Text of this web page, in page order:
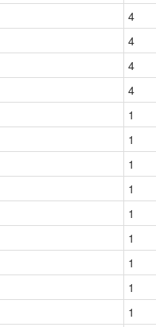
4
4
4
4
1
1
1
1
1
1
1
1
1